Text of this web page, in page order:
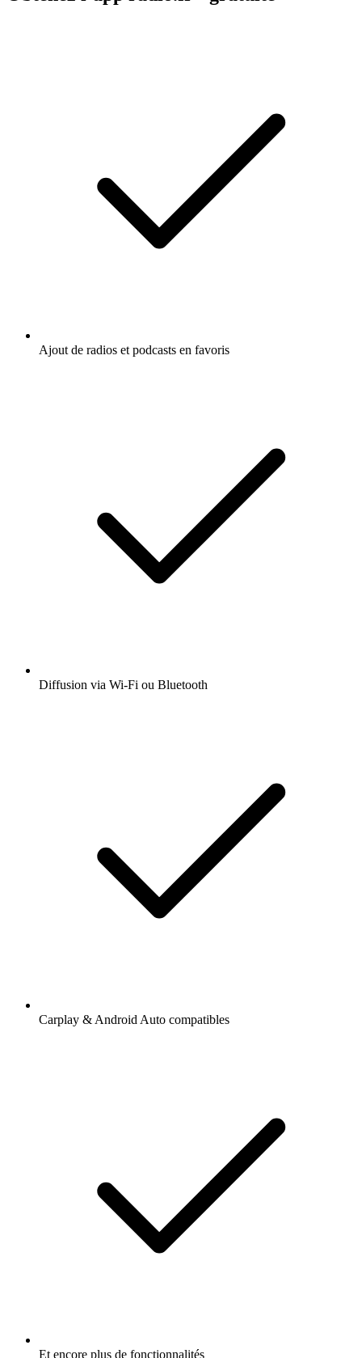
Ajout de radios et podcasts en favoris
Diffusion via Wi-Fi ou Bluetooth
Carplay & Android Auto compatibles
Et encore plus de fonctionnalités